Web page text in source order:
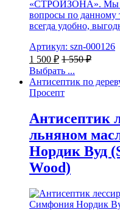
«СТРОЙЗОНА». Мы
вопросы по данному
всегда удобно,
Артикул: szn-000126
1 500 ₽ 1 550₽
Выбрать ...
Антисептик по
Просепт
Антисептик
льняном
Нордик Вуд
Wood)